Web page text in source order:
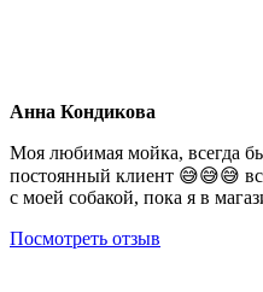
Анна Кондикова
Моя любимая мойка, всегда
постоянный клиент 😅😅😅
с моей собакой, пока я в
Посмотреть отзыв